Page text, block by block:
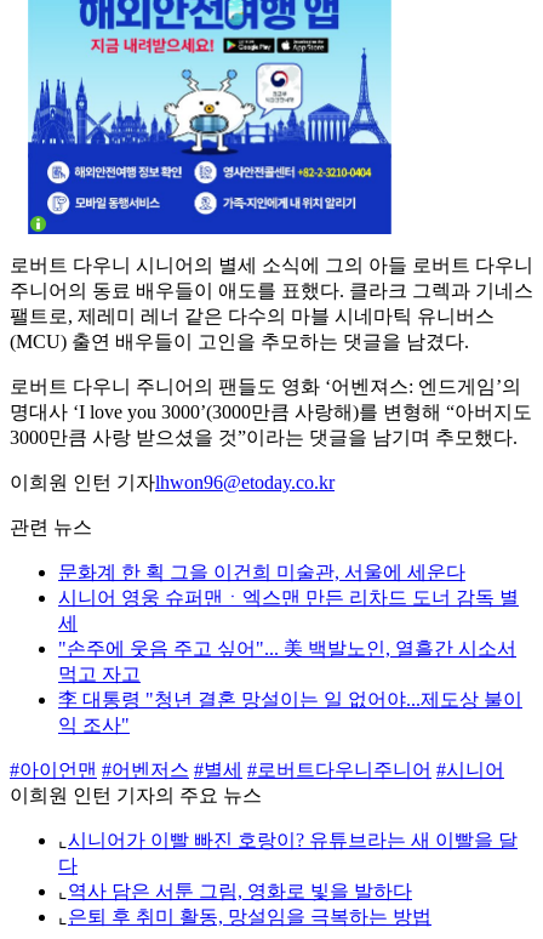
로버트 다우니 시니어의 별세 소식에 그의 아들 로버트 다우니
주니어의 동료 배우들이 애도를 표했다. 클라크 그렉과 기네스
팰트로, 제레미 레너 같은 다수의 마블 시네마틱 유니버스
(MCU) 출연 배우들이 고인을 추모하는 댓글을 남겼다.
로버트 다우니 주니어의 팬들도 영화 ‘어벤져스: 엔드게임’의
명대사 ‘I love you 3000’(3000만큼 사랑해)를 변형해 “아버지도
3000만큼 사랑 받으셨을 것”이라는 댓글을 남기며 추모했다.
이희원 인턴 기자lhwon96@etoday.co.kr
관련 뉴스
문화계 한 획 그을 이건희 미술관, 서울에 세운다
시니어 영웅 슈퍼맨ㆍ엑스맨 만든 리차드 도너 감독 별
세
"손주에 웃음 주고 싶어"... 美 백발노인, 열흘간 시소서
먹고 자고
李 대통령 "청년 결혼 망설이는 일 없어야...제도상 불이
익 조사"
#아이언맨 #어벤저스 #별세 #로버트다우니주니어 #시니어
이희원 인턴 기자의 주요 뉴스
⌞ 시니어가 이빨 빠진 호랑이? 유튜브라는 새 이빨을 달
다
⌞ 역사 담은 서툰 그림, 영화로 빛을 발하다
⌞ 은퇴 후 취미 활동, 망설임을 극복하는 방법